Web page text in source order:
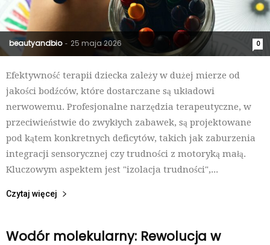
beautyandbio - 25 maja 2026 0
Efektywność terapii dziecka zależy w dużej mierze od
jakości bodźców, które dostarczane są układowi
nerwowemu. Profesjonalne narzędzia terapeutyczne, w
przeciwieństwie do zwykłych zabawek, są projektowane
pod kątem konkretnych deficytów, takich jak zaburzenia
integracji sensorycznej czy trudności z motoryką małą.
Kluczowym aspektem jest "izolacja trudności",...
Czytaj więcej
Wodór molekularny: Rewolucja w